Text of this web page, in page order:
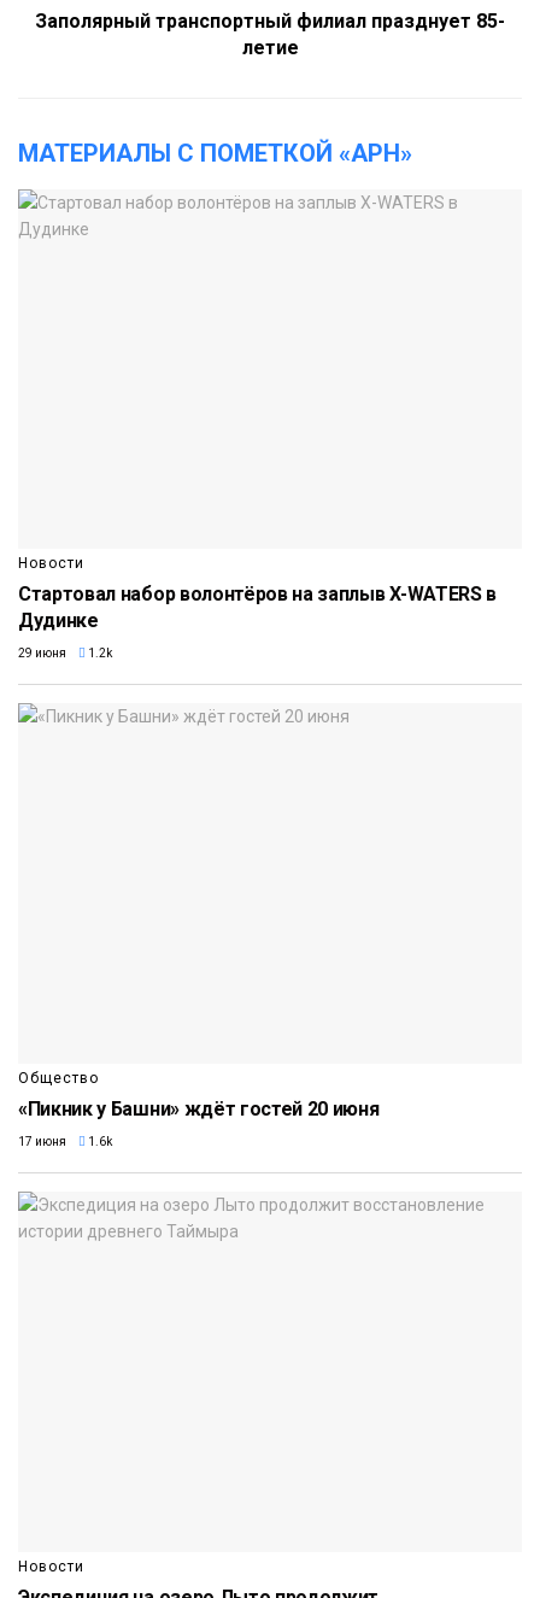
Заполярный транспортный филиал празднует 85-
летие
МАТЕРИАЛЫ С ПОМЕТКОЙ «АРН»
Новости
Стартовал набор волонтёров на заплыв X-WATERS в
Дудинке
29 июня 1.2k
Общество
«Пикник у Башни» ждёт гостей 20 июня
17 июня 1.6k
Новости